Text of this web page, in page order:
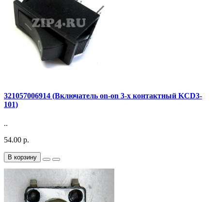
321057006914 (Включатель on-on 3-х контактный KCD3-
101)
..
54.00 р.
В корзину